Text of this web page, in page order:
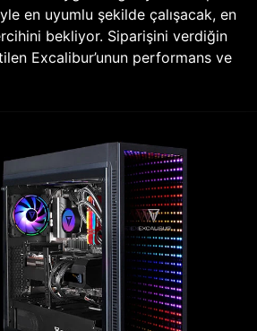
en uyumlu şekilde çalışacak, en
bekliyor. Siparişini verdiğin
Excalibur’unun performans ve